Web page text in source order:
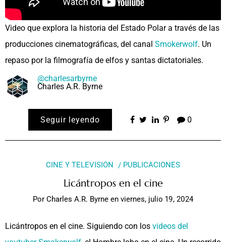
Video que explora la historia del Estado Polar a través de las
producciones cinematográficas, del canal Smokerwolf. Un
repaso por la filmografía de elfos y santas dictatoriales.
@charlesarbyrne
Charles A.R. Byrne
Seguir leyendo 0
CINE Y TELEVISIÓN PUBLICACIONES
Licántropos en el cine
Por Charles A.R. Byrne en viernes, julio 19, 2024
Licántropos en el cine. Siguiendo con los videos del